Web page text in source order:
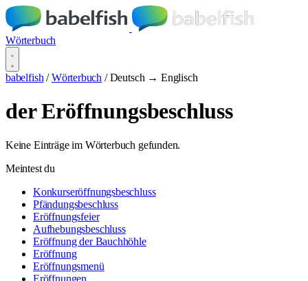
Wörterbuch
babelfish / Wörterbuch / Deutsch → Englisch
der Eröffnungsbeschluss
Keine Einträge im Wörterbuch gefunden.
Meintest du
Konkurseröffnungsbeschluss
Pfändungsbeschluss
Eröffnungsfeier
Aufhebungsbeschluss
Eröffnung der Bauchhöhle
Eröffnung
Eröffnungsmenü
Eröffnungen